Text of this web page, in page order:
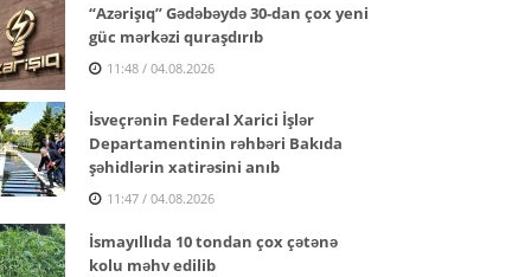
“Azərişıq” Gədəbəydə 30-dan çox yeni
güc mərkəzi quraşdırıb
11:48 / 04.08.2026
İsveçrənin Federal Xarici İşlər
Departamentinin rəhbəri Bakıda
şəhidlərin xatirəsini anıb
11:47 / 04.08.2026
İsmayıllıda 10 tondan çox çətənə
kolu məhv edilib